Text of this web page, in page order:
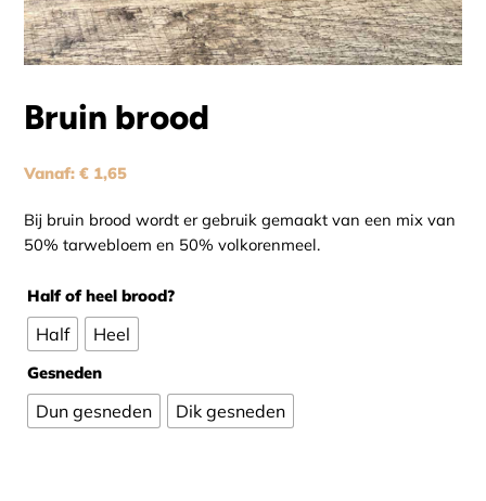
Bruin brood
Vanaf:€ 1,65
Bij bruin brood wordt er gebruik gemaakt van een mix van
50% tarwebloem en 50% volkorenmeel.
Half of heel brood?
Half Heel
Gesneden
Dun gesneden Dik gesneden